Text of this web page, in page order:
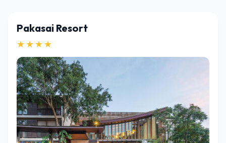
Pakasai Resort
★★★★